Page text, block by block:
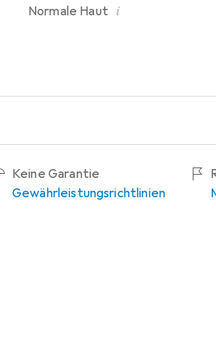
Normale Haut i
Keine Garantie
Gewährleistungsrichtlinien